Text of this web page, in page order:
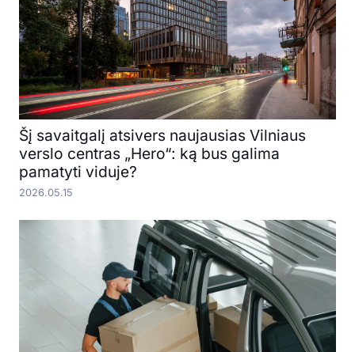
Šį savaitgalį atsivers naujausias Vilniaus
verslo centras „Hero“: ką bus galima
pamatyti viduje?
2026.05.15